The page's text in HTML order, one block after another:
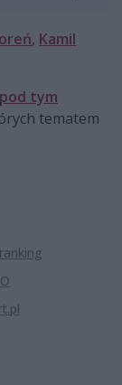
, Kamil
pod tym
tematem